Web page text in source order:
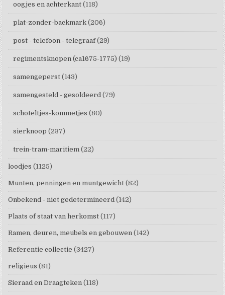
oogjes en achterkant (118)
plat-zonder-backmark (206)
post - telefoon - telegraaf (29)
regimentsknopen (ca1675-1775) (19)
samengeperst (143)
samengesteld - gesoldeerd (79)
schoteltjes-kommetjes (80)
sierknoop (237)
trein-tram-maritiem (22)
loodjes (1125)
Munten, penningen en muntgewicht (82)
Onbekend - niet gedetermineerd (142)
Plaats of staat van herkomst (117)
Ramen, deuren, meubels en gebouwen (142)
Referentie collectie (3427)
religieus (81)
Sieraad en Draagteken (118)